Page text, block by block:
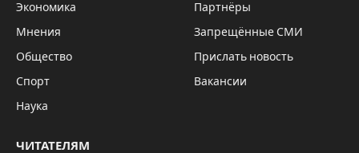
Экономика
Мнения
Общество
Спорт
Наука
Партнёры
Запрещённые СМИ
Прислать новость
Вакансии
ЧИТАТЕЛЯМ